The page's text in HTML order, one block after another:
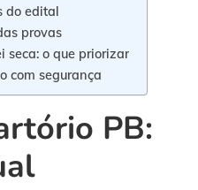
do edital
provas
seca: o que priorizar
com segurança
PB: